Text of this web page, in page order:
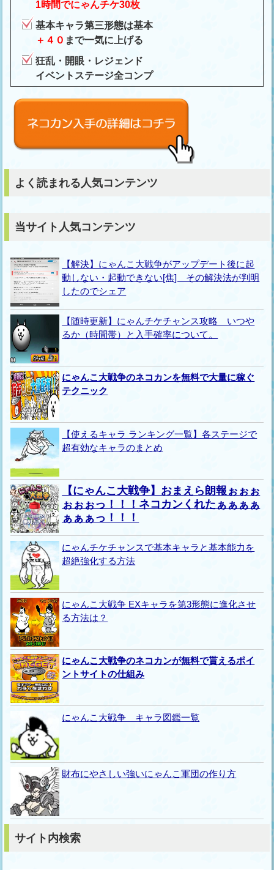
1時間でにゃんチケ30枚
基本キャラ第三形態は基本
＋４０ まで一気に上げる
狂乱・開眼・レジェンド
イベントステージ全コンプ
よく読まれる人気コンテンツ
当サイト人気コンテンツ
【解決】にゃんこ大戦争がアップデート後に起
動しない・起動できない[焦] その解決法が判明
したのでシェア
【随時更新】にゃんチケチャンス攻略 いつや
るか（時間帯）と入手確率について。
にゃんこ大戦争のネコカンを無料で大量に稼ぐ
テクニック
【使えるキャラ ランキング一覧】各ステージで
超有効なキャラのまとめ
【にゃんこ大戦争】おまえら朗報ぉぉぉ
ぉぉぉっ！！！ネコカンくれたぁぁぁぁ
ぁぁぁっ！！！
にゃんチケチャンスで基本キャラと基本能力を
超絶強化する方法
にゃんこ大戦争 EXキャラを第3形態に進化させ
る方法は？
にゃんこ大戦争のネコカンが無料で貰えるポイ
ントサイトの仕組み
にゃんこ大戦争 キャラ図鑑一覧
財布にやさしい強いにゃんこ軍団の作り方
サイト内検索